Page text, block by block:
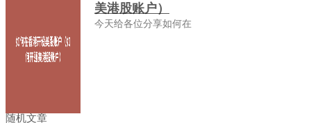
美港股账户）
今天给各位分享如何在
随机文章